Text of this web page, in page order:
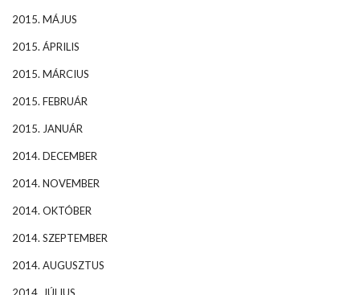
2015. MÁJUS
2015. ÁPRILIS
2015. MÁRCIUS
2015. FEBRUÁR
2015. JANUÁR
2014. DECEMBER
2014. NOVEMBER
2014. OKTÓBER
2014. SZEPTEMBER
2014. AUGUSZTUS